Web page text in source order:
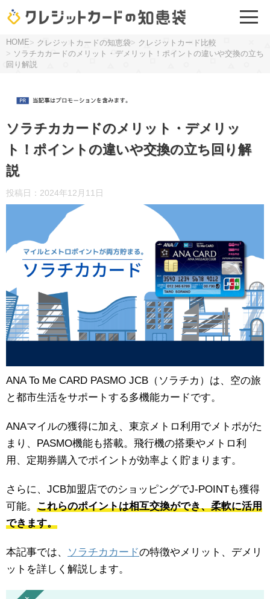
HOME> クレジットカードの知恵袋> クレジットカード比較
> ソラチカカードのメリット・デメリット！ポイントの違いや交換の立ち
回り解説
ソラチカカードのメリット・デメリッ
ト！ポイントの違いや交換の立ち回り解
説
投稿日： 2024年12月11日
ANA To Me CARD PASMO JCB（ソラチカ）は、空の旅
と都市生活をサポートする多機能カードです。
ANAマイルの獲得に加え、東京メトロ利用でメトポがた
まり、PASMO機能も搭載。飛行機の搭乗やメトロ利
用、定期券購入でポイントが効率よく貯まります。
さらに、JCB加盟店でのショッピングでJ-POINTも獲得
可能。 これらのポイントは相互交換ができ、柔軟に活用
できます。
本記事では、 ソラチカカードの特徴やメリット、デメリ
ットを詳しく解説します。